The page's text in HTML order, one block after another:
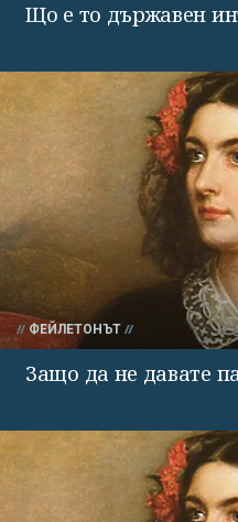
Що е то държавен
ФЕЙЛЕТОНЪТ
Защо да не давате